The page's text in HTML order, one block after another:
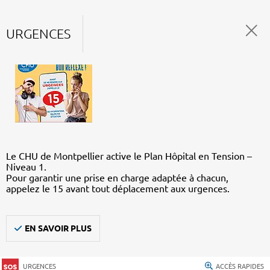
URGENCES
Le CHU de Montpellier active le Plan Hôpital en Tension –
Niveau 1.
Pour garantir une prise en charge adaptée à chacun,
appelez le 15 avant tout déplacement aux urgences.
EN SAVOIR PLUS
URGENCES ACCÈS RAPIDES